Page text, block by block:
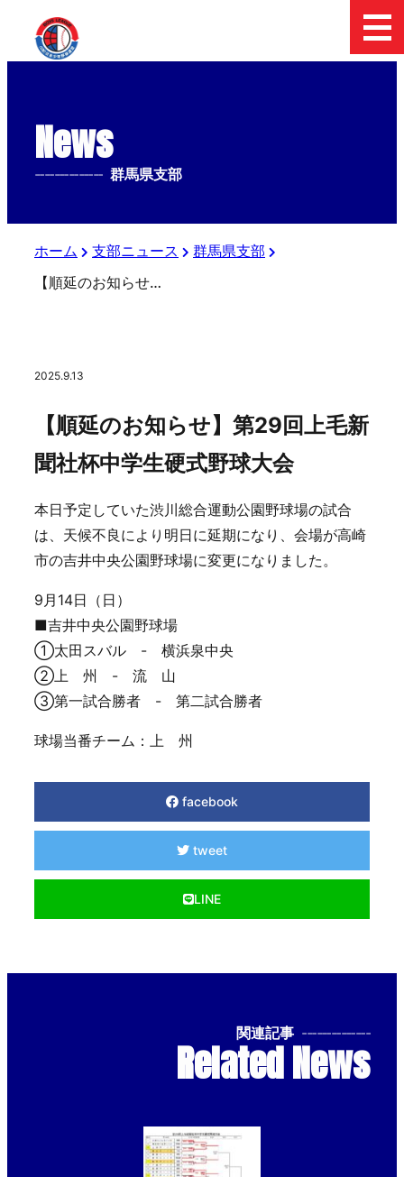
News
-------------- 群馬県支部
ホーム 支部ニュース
群馬県支部
【順延のお知らせ】第29回上毛新聞社杯中学生硬式野球大会
2025.9.13
【順延のお知らせ】第29回上毛新
聞社杯中学生硬式野球大会
本日予定していた渋川総合運動公園野球場の試合
は、天候不良により明日に延期になり、会場が高崎
市の吉井中央公園野球場に変更になりました。
9月14日（日）
■吉井中央公園野球場
①太田スバル - 横浜泉中央
②上 州 - 流 山
③第一試合勝者 - 第二試合勝者
球場当番チーム：上 州
facebook
tweet
LINE
関連記事 --------------
Related News